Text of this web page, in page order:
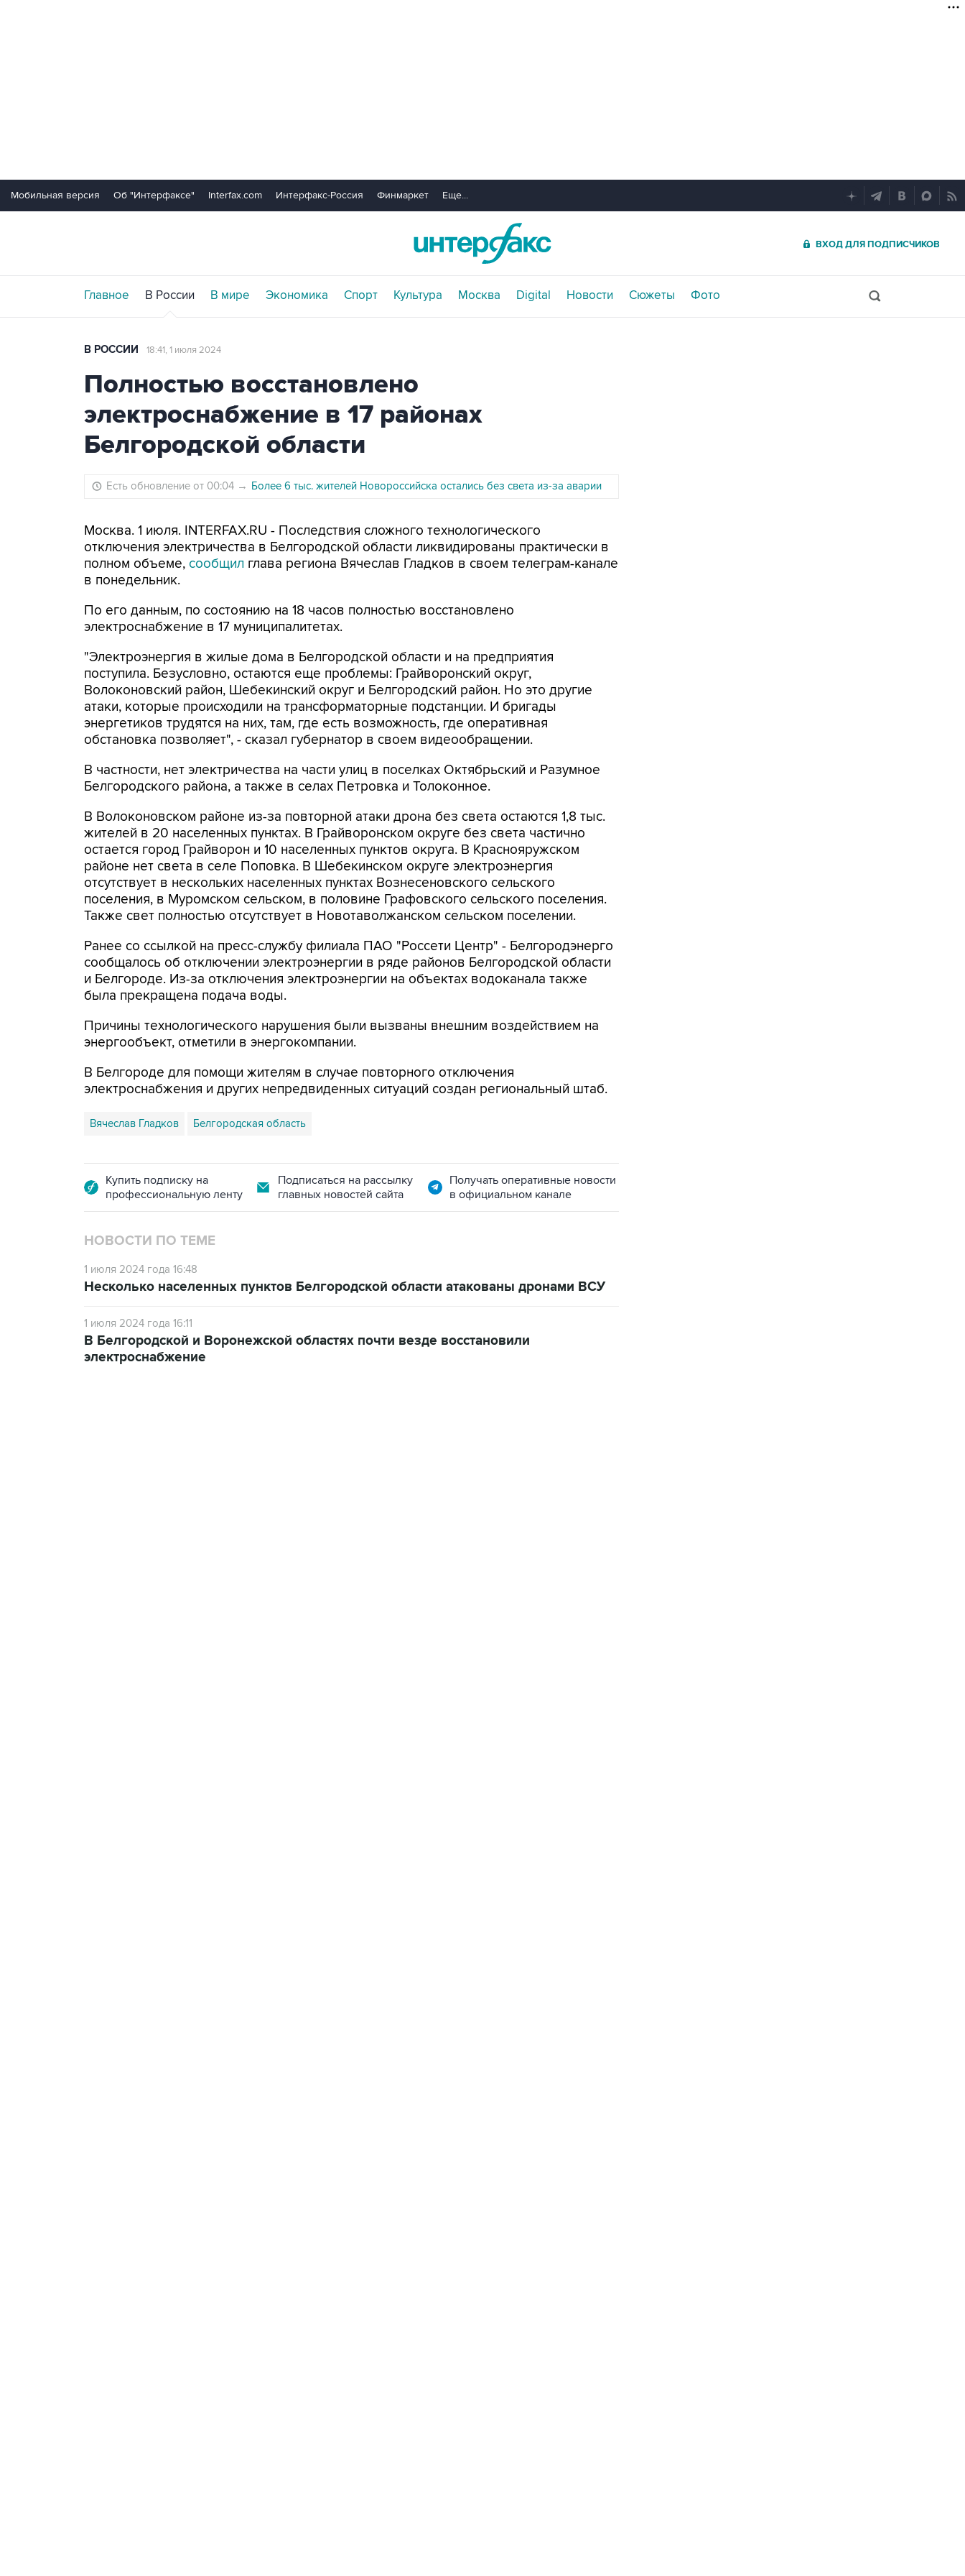
Мобильная версия Об "Интерфаксе" Interfax.com Интерфакс-Россия Финмаркет Еще...
ВХОД ДЛЯ ПОДПИСЧИКОВ
Главное В России В мире Экономика Спорт Культура Москва Digital Новости Сюжеты Фото
В РОССИИ 18:41, 1 июля 2024
Полностью восстановлено
электроснабжение в 17 районах
Белгородской области
Есть обновление от 00:04 → Более 6 тыс. жителей Новороссийска остались без света из-за аварии
Москва. 1 июля. INTERFAX.RU - Последствия сложного технологического
отключения электричества в Белгородской области ликвидированы практически в
полном объеме, сообщил глава региона Вячеслав Гладков в своем телеграм-канале
в понедельник.
По его данным, по состоянию на 18 часов полностью восстановлено
электроснабжение в 17 муниципалитетах.
"Электроэнергия в жилые дома в Белгородской области и на предприятия
поступила. Безусловно, остаются еще проблемы: Грайворонский округ,
Волоконовский район, Шебекинский округ и Белгородский район. Но это другие
атаки, которые происходили на трансформаторные подстанции. И бригады
энергетиков трудятся на них, там, где есть возможность, где оперативная
обстановка позволяет", - сказал губернатор в своем видеообращении.
В частности, нет электричества на части улиц в поселках Октябрьский и Разумное
Белгородского района, а также в селах Петровка и Толоконное.
В Волоконовском районе из-за повторной атаки дрона без света остаются 1,8 тыс.
жителей в 20 населенных пунктах. В Грайворонском округе без света частично
остается город Грайворон и 10 населенных пунктов округа. В Краснояружском
районе нет света в селе Поповка. В Шебекинском округе электроэнергия
отсутствует в нескольких населенных пунктах Вознесеновского сельского
поселения, в Муромском сельском, в половине Графовского сельского поселения.
Также свет полностью отсутствует в Новотаволжанском сельском поселении.
Ранее со ссылкой на пресс-службу филиала ПАО "Россети Центр" - Белгородэнерго
сообщалось об отключении электроэнергии в ряде районов Белгородской области
и Белгороде. Из-за отключения электроэнергии на объектах водоканала также
была прекращена подача воды.
Причины технологического нарушения были вызваны внешним воздействием на
энергообъект, отметили в энергокомпании.
В Белгороде для помощи жителям в случае повторного отключения
электроснабжения и других непредвиденных ситуаций создан региональный штаб.
Вячеслав Гладков Белгородская область
Купить подписку на
профессиональную ленту
Подписаться на рассылку
главных новостей сайта
Получать оперативные новости
в официальном канале
НОВОСТИ ПО ТЕМЕ
1 июля 2024 года 16:48
Несколько населенных пунктов Белгородской области атакованы дронами ВСУ
1 июля 2024 года 16:11
В Белгородской и Воронежской областях почти везде восстановили
электроснабжение